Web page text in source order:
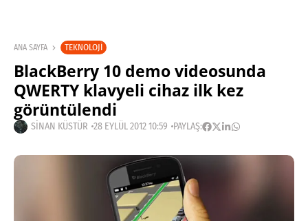
ANA SAYFA TEKNOLOJI
BlackBerry 10 demo videosunda
QWERTY klavyeli cihaz ilk kez
görüntülendi
SINAN KÜSTÜR 28 EYLÜL 2012 10:59 PAYLAŞ: